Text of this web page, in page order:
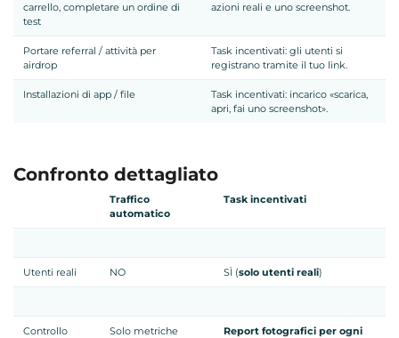
carrello, completare un ordine di
test
azioni reali e uno screenshot.
Portare referral / attività per
airdrop
Task incentivati: gli utenti si
registrano tramite il tuo link.
Installazioni di app / file
Task incentivati: incarico «scarica,
apri, fai uno screenshot».
Confronto dettagliato
Traffico
automatico
Task incentivati
Utenti reali NO SÌ (solo utenti reali)
Controllo
Solo metriche
Report fotografici per ogni